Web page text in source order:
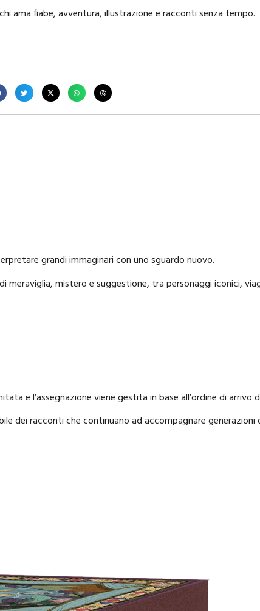
ama fiabe, avventura, illustrazione e racconti senza tempo.
grandi immaginari con uno sguardo nuovo.
mistero e suggestione, tra personaggi iconici,
e l’assegnazione viene gestita in base all’ordine di arrivo
dei racconti che continuano ad accompagnare generazioni